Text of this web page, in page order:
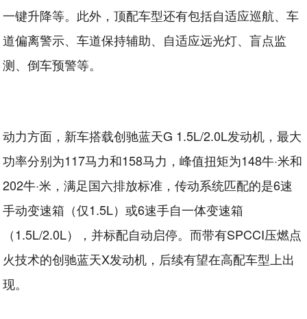
一键升降等。此外，顶配车型还有包括自适应巡航、车
道偏离警示、车道保持辅助、自适应远光灯、盲点监
测、倒车预警等。
动力方面，新车搭载创驰蓝天G 1.5L/2.0L发动机，最大
功率分别为117马力和158马力，峰值扭矩为148牛·米和
202牛·米，满足国六排放标准，传动系统匹配的是6速
手动变速箱（仅1.5L）或6速手自一体变速箱
（1.5L/2.0L），并标配自动启停。而带有SPCCI压燃点
火技术的创驰蓝天X发动机，后续有望在高配车型上出
现。